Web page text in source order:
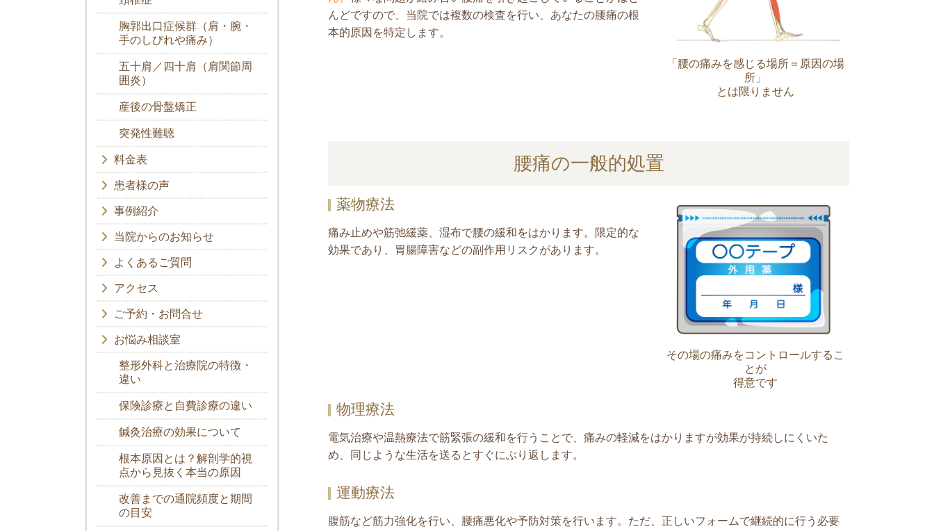
「腰の痛みを感じる場所＝原因の場
所」
とは限りません
んどですので、当院では複数の検査を行い、あなたの腰痛の根
本的原因を特定します。
腰痛の一般的処置
その場の痛みをコントロールするこ
とが
得意です
薬物療法
痛み止めや筋弛緩薬、湿布で腰の緩和をはかります。限定的な
効果であり、胃腸障害などの副作用リスクがあります。
物理療法
電気治療や温熱療法で筋緊張の緩和を行うことで、痛みの軽減をはかりますが効果が持続しにくいた
め、同じような生活を送るとすぐにぶり返します。
運動療法
腹筋など筋力強化を行い、腰痛悪化や予防対策を行います。ただ、正しいフォームで継続的に行う必要
胸郭出口症候群（肩・腕・
手のしびれや痛み）
五十肩／四十肩（肩関節周
囲炎）
産後の骨盤矯正
突発性難聴
料金表
患者様の声
事例紹介
当院からのお知らせ
よくあるご質問
アクセス
ご予約・お問合せ
お悩み相談室
整形外科と治療院の特徴・
違い
保険診療と自費診療の違い
鍼灸治療の効果について
根本原因とは？解剖学的視
点から見抜く本当の原因
改善までの通院頻度と期間
の目安